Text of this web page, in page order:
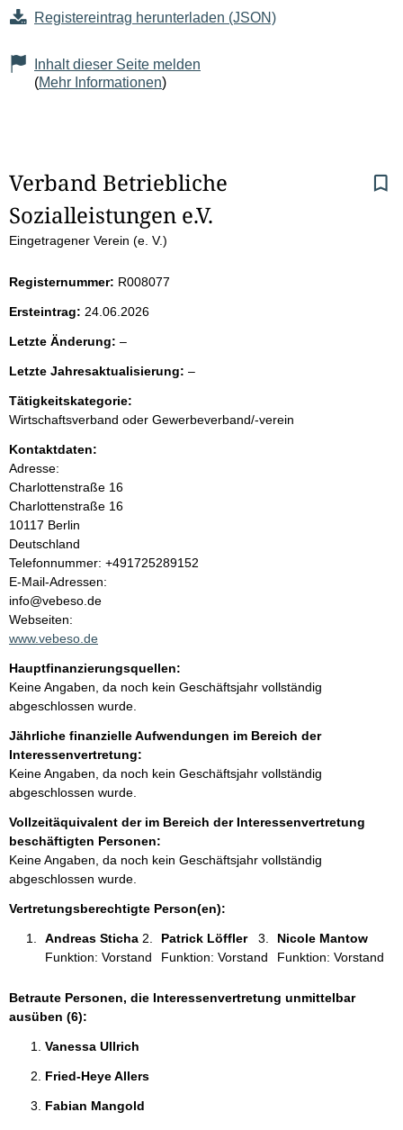
Registereintrag herunterladen (JSON)
Inhalt dieser Seite melden
(Mehr Informationen)
S
e
t
e
n
i
n
h
a
l
t
Verband Betriebliche
Sozialleistungen e.V.
Eingetragener Verein (e. V.)
Registernummer: R008077
Ersteintrag: 24.06.2026
Letzte Änderung: –l
e
r
Letzte Jahresaktualisierung: –l
r
Tätigkeitskategorie:
Wirtschaftsverband oder Gewerbeverband/-verein
Kontaktdaten:
Adresse:
Charlottenstraße 16
Charlottenstraße 16
10117 Berlin
Deutschland
K
o
n
t
a
t
i
n
f
o
r
m
t
i
o
n
e
Telefonnummer: +491725289152
E-Mail-Adressen:
info@vebeso.de
Webseiten:
www.vebeso.de
Hauptfinanzierungsquellen:
Keine Angaben, da noch kein Geschäftsjahr vollständig
abgeschlossen wurde.
Jährliche finanzielle Aufwendungen im Bereich der
Interessenvertretung:
Keine Angaben, da noch kein Geschäftsjahr vollständig
abgeschlossen wurde.
Vollzeitäquivalent der im Bereich der Interessenvertretung
beschäftigten Personen:
Keine Angaben, da noch kein Geschäftsjahr vollständig
abgeschlossen wurde.
Vertretungsberechtigte Person(en):
Andreas Sticha
Funktion: Vorstand
Patrick Löffler
Funktion: Vorstand
Nicole Mantow
Funktion: Vorstand
Betraute Personen, die Interessenvertretung unmittelbar
ausüben (6):
Vanessa Ullrich
Fried-Heye Allers
Fabian Mangold